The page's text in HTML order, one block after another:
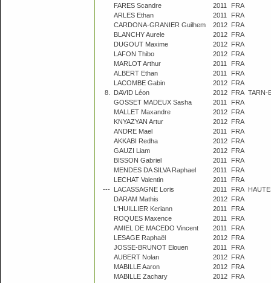
FARES Scandre
2011
FRA
ARLES Ethan
2011
FRA
CARDONA-GRANIER Guilhem
2012 FRA
BLANCHY Aurele
2012 FRA
DUGOUT Maxime
2012 FRA
LAFON Thibo
2012 FRA
MARLOT Arthur
2011
FRA
ALBERT Ethan
2011
FRA
LACOMBE Gabin
2012 FRA
8.
DAVID Léon 2012 FRA TARN-
GOSSET MADEUX Sasha
2011
FRA
MALLET Maxandre
2012 FRA
KNYAZYAN Artur
2012 FRA
ANDRE Mael
2011
FRA
AKKABI Redha
2012 FRA
GAUZI Liam
2012 FRA
BISSON Gabriel
2011
FRA
MENDES DA SILVA Raphael
2011
FRA
LECHAT Valentin
2011
FRA
--- LACASSAGNE Loris 2011 FRA
DARAM Mathis
2012 FRA
L'HUILLIER Keriann
2011
FRA
ROQUES Maxence
2011
FRA
AMIEL DE MACEDO Vincent
2011
FRA
LESAGE Raphaël
2012 FRA
JOSSE-BRUNOT Elouen
2011
FRA
AUBERT Nolan
2012 FRA
MABILLE Aaron
2012 FRA
MABILLE Zachary
2012 FRA